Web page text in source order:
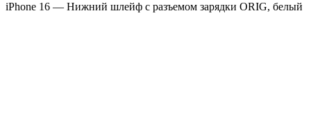
iPhone 16 — Нижний шлейф с разъемом зарядки ORIG, белый